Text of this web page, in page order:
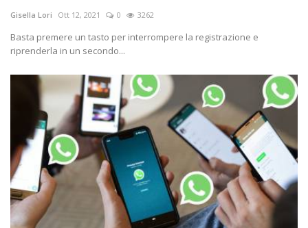
Gisella Lori Ott 12, 2021 0 3262
Basta premere un tasto per interrompere la registrazione e
riprenderla in un secondo...